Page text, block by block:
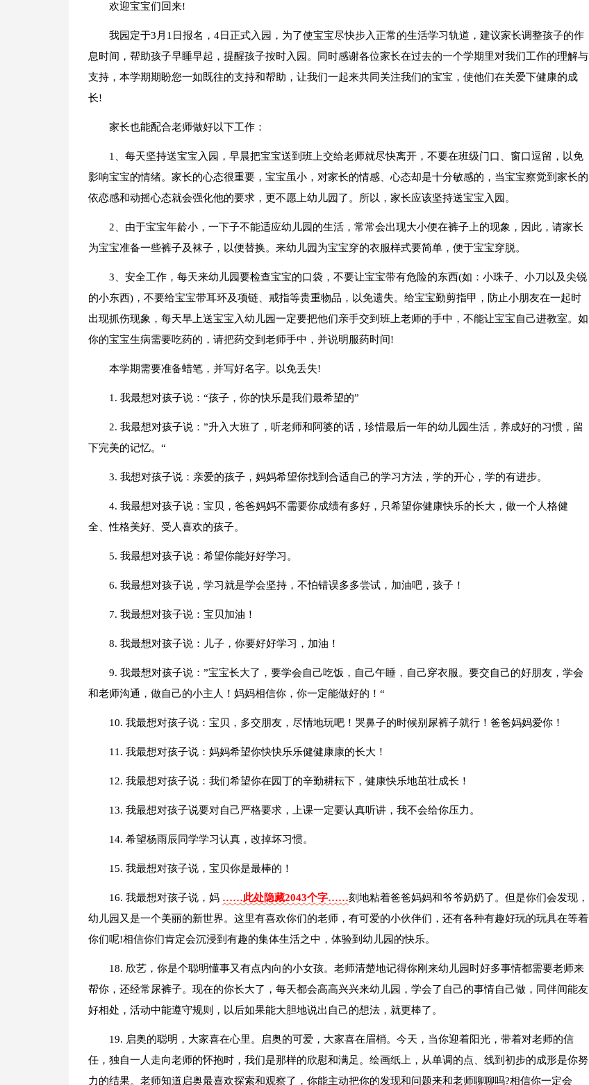
欢迎宝宝们回来!
我园定于3月1日报名，4日正式入园，为了使宝宝尽快步入正常的生活学习轨道，建议家长调整孩子的作
息时间，帮助孩子早睡早起，提醒孩子按时入园。同时感谢各位家长在过去的一个学期里对我们工作的理解与
支持，本学期期盼您一如既往的支持和帮助，让我们一起来共同关注我们的宝宝，使他们在关爱下健康的成
长!
家长也能配合老师做好以下工作：
1、每天坚持送宝宝入园，早晨把宝宝送到班上交给老师就尽快离开，不要在班级门口、窗口逗留，以免
影响宝宝的情绪。家长的心态很重要，宝宝虽小，对家长的情感、心态却是十分敏感的，当宝宝察觉到家长的
依恋感和动摇心态就会强化他的要求，更不愿上幼儿园了。所以，家长应该坚持送宝宝入园。
2、由于宝宝年龄小，一下子不能适应幼儿园的生活，常常会出现大小便在裤子上的现象，因此，请家长
为宝宝准备一些裤子及袜子，以便替换。来幼儿园为宝宝穿的衣服样式要简单，便于宝宝穿脱。
3、安全工作，每天来幼儿园要检查宝宝的口袋，不要让宝宝带有危险的东西(如：小珠子、小刀以及尖锐
的小东西)，不要给宝宝带耳环及项链、戒指等贵重物品，以免遗失。给宝宝勤剪指甲，防止小朋友在一起时
出现抓伤现象，每天早上送宝宝入幼儿园一定要把他们亲手交到班上老师的手中，不能让宝宝自己进教室。如
你的宝宝生病需要吃药的，请把药交到老师手中，并说明服药时间!
本学期需要准备蜡笔，并写好名字。以免丢失!
1. 我最想对孩子说：“孩子，你的快乐是我们最希望的”
2. 我最想对孩子说：”升入大班了，听老师和阿婆的话，珍惜最后一年的幼儿园生活，养成好的习惯，留
下完美的记忆。“
3. 我想对孩子说：亲爱的孩子，妈妈希望你找到合适自己的学习方法，学的开心，学的有进步。
4. 我最想对孩子说：宝贝，爸爸妈妈不需要你成绩有多好，只希望你健康快乐的长大，做一个人格健
全、性格美好、受人喜欢的孩子。
5. 我最想对孩子说：希望你能好好学习。
6. 我最想对孩子说，学习就是学会坚持，不怕错误多多尝试，加油吧，孩子！
7. 我最想对孩子说：宝贝加油！
8. 我最想对孩子说：儿子，你要好好学习，加油！
9. 我最想对孩子说：”宝宝长大了，要学会自己吃饭，自己午睡，自己穿衣服。要交自己的好朋友，学会
和老师沟通，做自己的小主人！妈妈相信你，你一定能做好的！“
10. 我最想对孩子说：宝贝，多交朋友，尽情地玩吧！哭鼻子的时候别尿裤子就行！爸爸妈妈爱你！
11. 我最想对孩子说：妈妈希望你快快乐乐健健康康的长大！
12. 我最想对孩子说：我们希望你在园丁的辛勤耕耘下，健康快乐地茁壮成长！
13. 我最想对孩子说要对自己严格要求，上课一定要认真听讲，我不会给你压力。
14. 希望杨雨辰同学学习认真，改掉坏习惯。
15. 我最想对孩子说，宝贝你是最棒的！
16. 我最想对孩子说，妈 ……此处隐藏2043个字……刻地粘着爸爸妈妈和爷爷奶奶了。但是你们会发现，
幼儿园又是一个美丽的新世界。这里有喜欢你们的老师，有可爱的小伙伴们，还有各种有趣好玩的玩具在等着
你们呢!相信你们肯定会沉浸到有趣的集体生活之中，体验到幼儿园的快乐。
18. 欣艺，你是个聪明懂事又有点内向的小女孩。老师清楚地记得你刚来幼儿园时好多事情都需要老师来
帮你，还经常尿裤子。现在的你长大了，每天都会高高兴兴来幼儿园，学会了自己的事情自己做，同伴间能友
好相处，活动中能遵守规则，以后如果能大胆地说出自己的想法，就更棒了。
19. 启奥的聪明，大家喜在心里。启奥的可爱，大家喜在眉梢。今天，当你迎着阳光，带着对老师的信
任，独自一人走向老师的怀抱时，我们是那样的欣慰和满足。绘画纸上，从单调的点、线到初步的成形是你努
力的结果。老师知道启奥最喜欢探索和观察了，你能主动把你的发现和问题来和老师聊聊吗?相信你一定会